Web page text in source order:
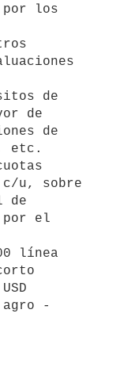
de
etc.
c/u, sobre
por el
agro -